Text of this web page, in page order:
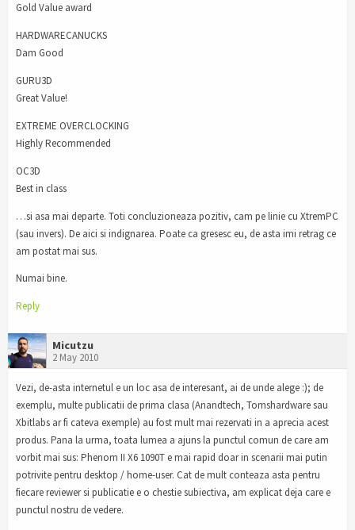
Gold Value award
HARDWARECANUCKS
Dam Good
GURU3D
Great Value!
EXTREME OVERCLOCKING
Highly Recommended
OC3D
Best in class
…si asa mai departe. Toti concluzioneaza pozitiv, cam pe linie cu XtremPC
(sau invers). De aici si indignarea. Poate ca gresesc eu, de asta imi retrag ce
am postat mai sus.
Numai bine.
Reply
Micutzu
2 May 2010
Vezi, de-asta internetul e un loc asa de interesant, ai de unde alege :); de
exemplu, multe publicatii de prima clasa (Anandtech, Tomshardware sau
Xbitlabs ar fi cateva exemple) au fost mult mai rezervati in a aprecia acest
produs. Pana la urma, toata lumea a ajuns la punctul comun de care am
vorbit mai sus: Phenom II X6 1090T e mai rapid doar in scenarii mai putin
potrivite pentru desktop / home-user. Cat de mult conteaza asta pentru
fiecare reviewer si publicatie e o chestie subiectiva, am explicat deja care e
punctul nostru de vedere.